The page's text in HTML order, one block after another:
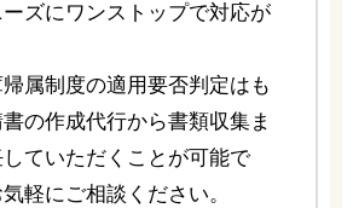
ズにワンストップで対応が
属制度の適用要否判定はも
の作成代行から書類収集ま
ていただくことが可能で
軽にご相談ください。